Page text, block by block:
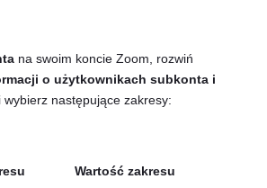
na swoim koncie Zoom, rozwiń
o użytkownikach subkonta i
i wybierz następujące zakresy:
Wartość zakresu